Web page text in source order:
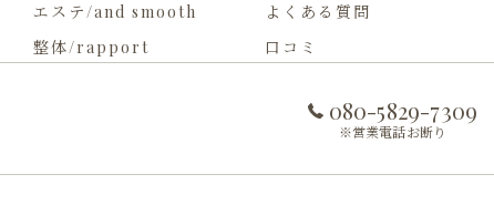
080-5829-7309
※営業電話お断り
エステ/and smooth
整体/rapport
よくある質問
口コミ